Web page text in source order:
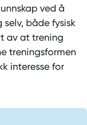
ved å
både fysisk
av at trening
treningsformen
interesse for